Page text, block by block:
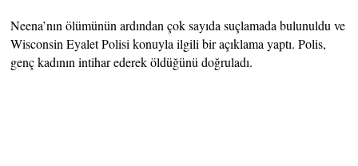
Neena’nın ölümünün ardından çok sayıda suçlamada bulunuldu ve
Wisconsin Eyalet Polisi konuyla ilgili bir açıklama yaptı. Polis,
genç kadının intihar ederek öldüğünü doğruladı.